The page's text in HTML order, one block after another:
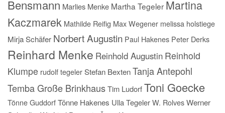
Bensmann Marlies Menke Martha Tegeler Martina
Kaczmarek Mathilde Reifig Max Wegener melissa holstiege
Mirja Schäfer Norbert Augustin Paul Hakenes Peter Derks
Reinhard Menke Reinhold Augustin Reinhold
Klumpe rudolf tegelerStefan BextenTanja Antepohl
Temba Große BrinkhausTim LudorfToni Goecke
Tönne GuddorfTönne Hakenes Ulla TegelerW. RolvesWerner